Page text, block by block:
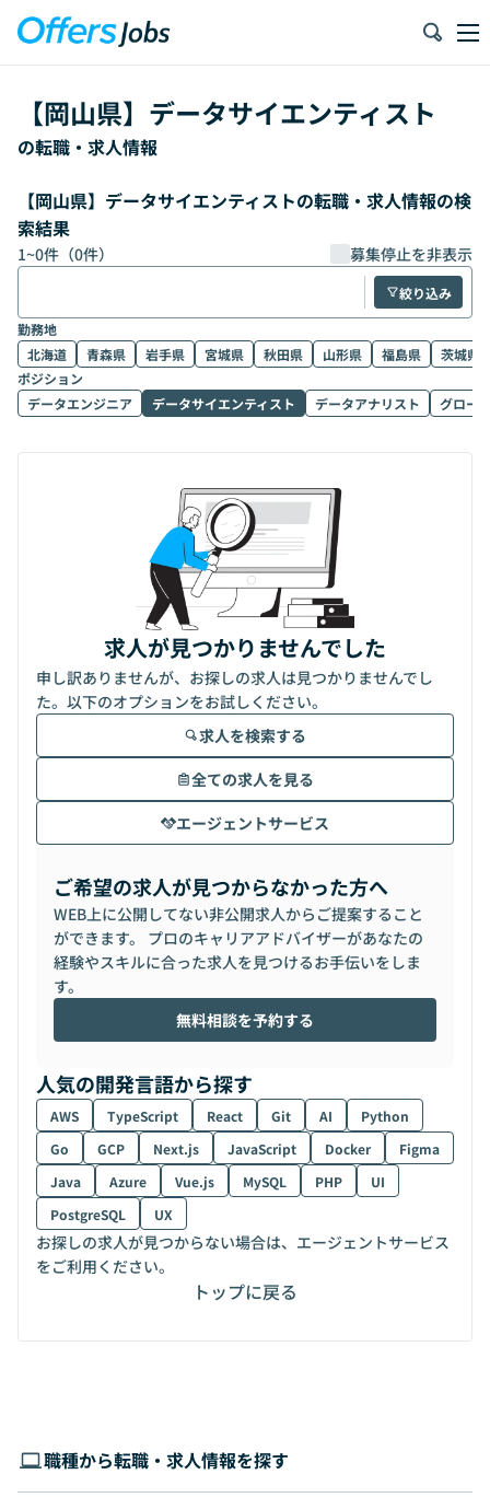
【岡山県】 データサイエンティスト
の転職・求人情報
【岡山県】データサイエンティストの転職・求人情報の検
索結果
1~0件（0件） 募集停止を非表示
絞り込み
勤務地
北海道
青森県 岩手県 宮城県 秋田県 山形県 福島県
茨城県
ポジション
データエンジニア
データサイエンティスト データアナリスト グロー
求人が見つかりませんでした
申し訳ありませんが、お探しの求人は見つかりませんでし
た。以下のオプションをお試しください。
求人を検索する
全ての求人を見る
エージェントサービス
ご希望の求人が見つからなかった方へ
WEB上に公開してない非公開求人からご提案すること
ができます。 プロのキャリアアドバイザーがあなたの
経験やスキルに合った求人を見つけるお手伝いをしま
す。
無料相談を予約する
人気の開発言語から探す
AWS TypeScript React Git AI
Python
Go
GCP Next.js JavaScript Docker
Figma
Java
Azure Vue.js MySQL PHP
UI
PostgreSQL
UX
お探しの求人が見つからない場合は、エージェントサービス
をご利用ください。
トップに戻る
職種から転職・求人情報を探す